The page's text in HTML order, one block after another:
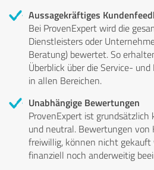
Aussagekräftiges
Bei ProvenExpert wird die
Dienstleisters oder
Beratung) bewertet. So
Überblick über die Service-
in allen Bereichen.
Unabhängige Bewertungen
ProvenExpert ist grundsätzlich
und neutral. Bewertungen von
freiwillig, können nicht gekauft
finanziell noch anderweitig